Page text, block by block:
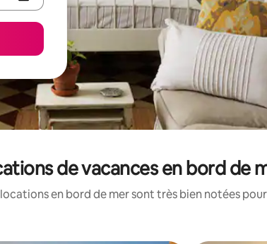
de vacances en bord de
en bord de mer sont très bien notées